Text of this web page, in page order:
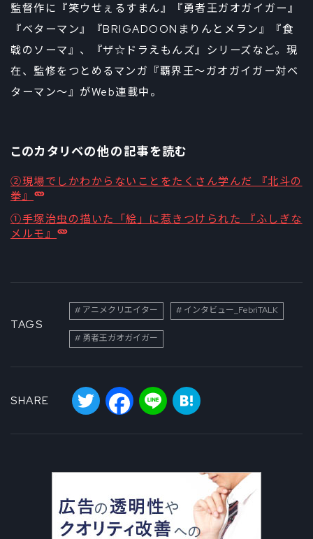
監督作に『笑ウせぇるすまん』『勇者王ガオガイガー』
『ベターマン』『BRIGADOONまりんとメラン』『食
戟のソーマ』、『ザ☆ドラえもんズ』シリーズなど。現
在、監修をつとめるマンガ『覇界王～ガオガイガー対ベ
ターマン～』がWeb連載中。
このカタリベの他の記事を読む
②現場でしかわからないことをたくさん学んだ 『北斗の
拳』
①手塚治虫の描いた「絵」に惹きつけられた 『ふしぎな
メルモ』
TAGS
アニメクリエイター インタビュー_FebriTALK
勇者王ガオガイガー
SHARE
Twitter Facebook
Line